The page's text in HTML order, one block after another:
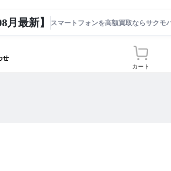
月最新】
せ
カート